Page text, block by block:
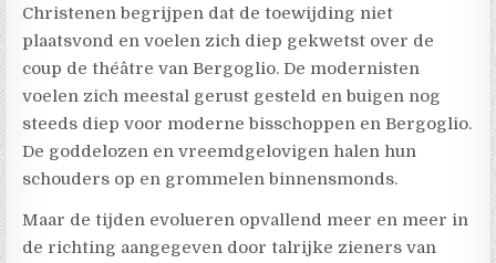
Christenen begrijpen dat de toewijding niet
plaatsvond en voelen zich diep gekwetst over de
coup de théâtre van Bergoglio. De modernisten
voelen zich meestal gerust gesteld en buigen nog
steeds diep voor moderne bisschoppen en Bergoglio.
De goddelozen en vreemdgelovigen halen hun
schouders op en grommelen binnensmonds.
Maar de tijden evolueren opvallend meer en meer in
de richting aangegeven door talrijke zieners van